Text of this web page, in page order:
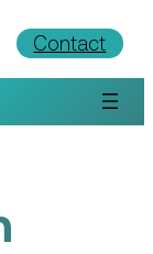
Contact